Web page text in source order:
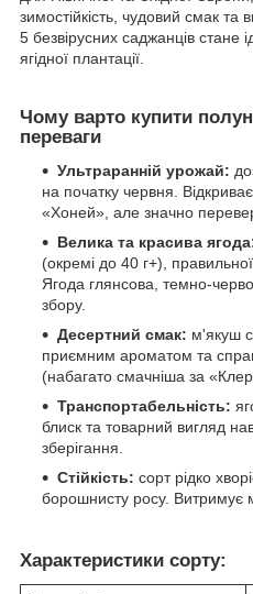
зимостійкість, чудовий смак та
5 безвірусних саджанців
ягідної плантації.
Чому варто купити
переваги
Ультраранній урожай:
на початку червня.
«Хоней», але значно
Велика та красива
(окремі до 40 г+),
Ягода глянсова, темно-
збору.
Десертний смак: м'якуш
приємним ароматом та
(набагато смачніша за
Транспортабельність:
блиск та товарний вигляд
зберігання.
Стійкість: сорт рідко
борошнисту росу. Витримує
Характеристики сорту: